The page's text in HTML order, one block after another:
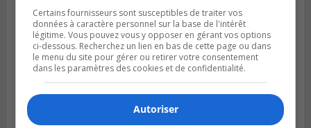
Certains fournisseurs sont susceptibles de traiter vos
données à caractère personnel sur la base de l'intérêt
légitime. Vous pouvez vous y opposer en gérant vos options
ci-dessous. Recherchez un lien en bas de cette page ou dans
le menu du site pour gérer ou retirer votre consentement
dans les paramètres des cookies et de confidentialité.
Autoriser